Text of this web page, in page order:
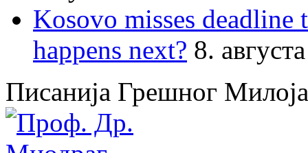
Kosovo misses
happens next? 8.
Писанија Грешног Милоја